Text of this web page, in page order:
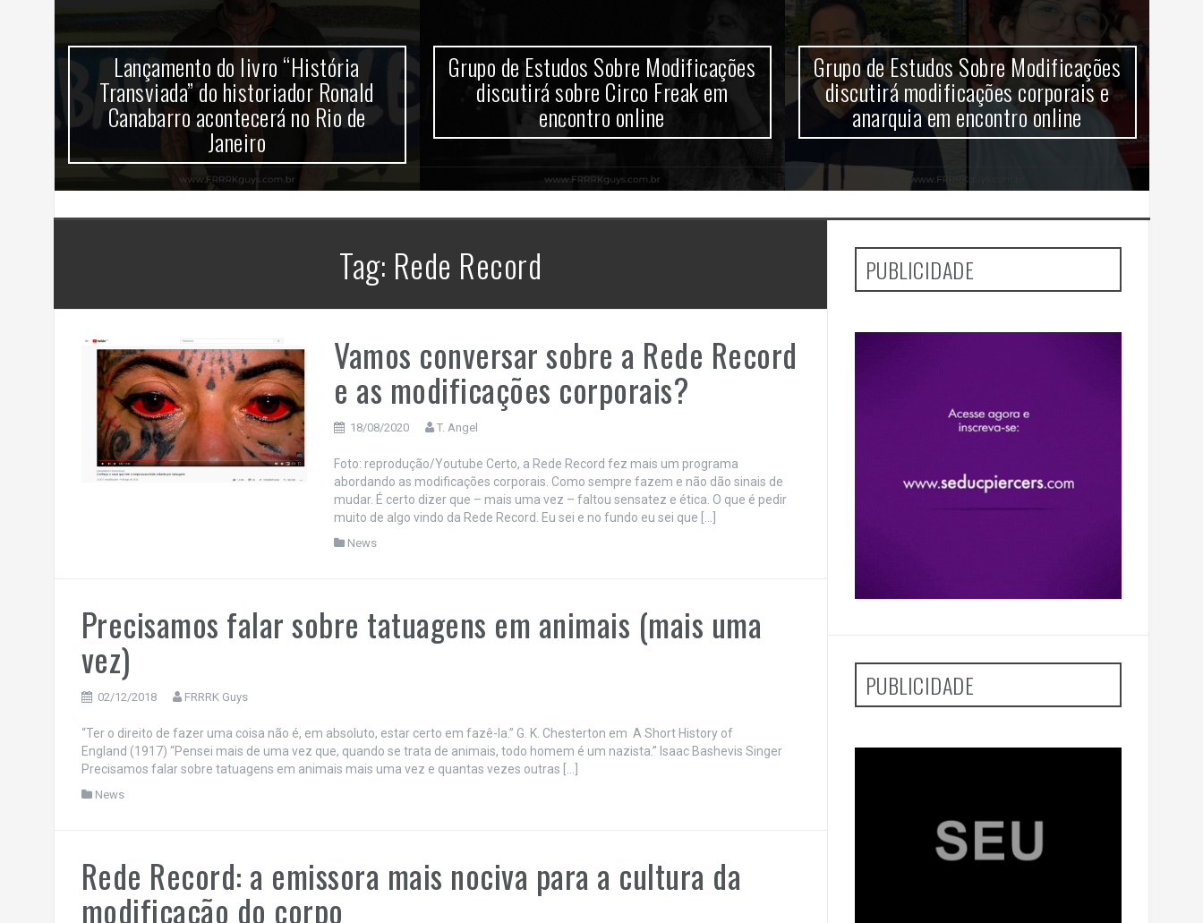
Lançamento do livro “História
Transviada” do historiador Ronald
Canabarro acontecerá no Rio de
Janeiro
Grupo de Estudos Sobre Modificações
discutirá sobre Circo Freak em
encontro online
Grupo de Estudos Sobre Modificações
discutirá modificações corporais e
anarquia em encontro online
Tag: Rede Record
Vamos conversar sobre a Rede Record
e as modificações corporais?
18/08/2020 T. Angel
Foto: reprodução/Youtube Certo, a Rede Record fez mais um programa
abordando as modificações corporais. Como sempre fazem e não dão sinais de
mudar. É certo dizer que – mais uma vez – faltou sensatez e ética. O que é pedir
muito de algo vindo da Rede Record. Eu sei e no fundo eu sei que […]
News
Precisamos falar sobre tatuagens em animais (mais uma
vez)
02/12/2018 FRRRK Guys
“Ter o direito de fazer uma coisa não é, em absoluto, estar certo em fazê-la.” G. K. Chesterton em A Short History of
England (1917) “Pensei mais de uma vez que, quando se trata de animais, todo homem é um nazista.” Isaac Bashevis Singer
Precisamos falar sobre tatuagens em animais mais uma vez e quantas vezes outras […]
News
Rede Record: a emissora mais nociva para a cultura da
modificação do corpo
PUBLICIDADE
PUBLICIDADE